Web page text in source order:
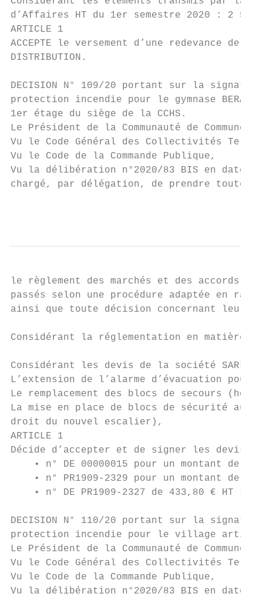
d’Affaires HT du 1er semestre 2020 : 2
ARTICLE 1
ACCEPTE le versement d’une redevance de
DISTRIBUTION.
DECISION N° 109/20 portant sur la
protection incendie pour le gymnase
1er étage du siège de la CCHS.
Le Président de la Communauté de Communes
Vu le Code Général des Collectivités
Vu le Code de la Commande Publique,
Vu la délibération n°2020/83 BIS en date
chargé, par délégation, de prendre
le règlement des marchés et des accords-
passés selon une procédure adaptée en
ainsi que toute décision concernant leurs
Considérant la réglementation en matière
Considérant les devis de la société SARL
L’extension de l’alarme d’évacuation pour
Le remplacement des blocs de secours
La mise en place de blocs de sécurité au
droit du nouvel escalier),
ARTICLE 1
Décide d’accepter et de signer les devis
• n° DE 00000015 pour un montant de 2
• n° PR1909-2329 pour un montant de
• n° DE PR1909-2327 de 433,80 € HT
DECISION N° 110/20 portant sur la
protection incendie pour le village
Le Président de la Communauté de Communes
Vu le Code Général des Collectivités
Vu le Code de la Commande Publique,
Vu la délibération n°2020/83 BIS en date